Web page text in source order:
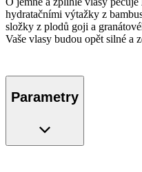
hydratačními výtažky z
složky z plodů goji a
Vaše vlasy budou opět silné a
Parametry